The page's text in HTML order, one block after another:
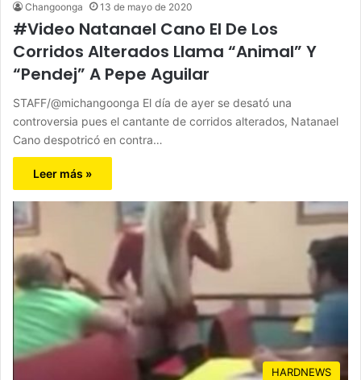
Changoonga 13 de mayo de 2020
#Video Natanael Cano El De Los
Corridos Alterados Llama “Animal” Y
“Pendej” A Pepe Aguilar
STAFF/@michangoonga El día de ayer se desató una
controversia pues el cantante de corridos alterados, Natanael
Cano despotricó en contra…
Leer más »
HARDNEWS